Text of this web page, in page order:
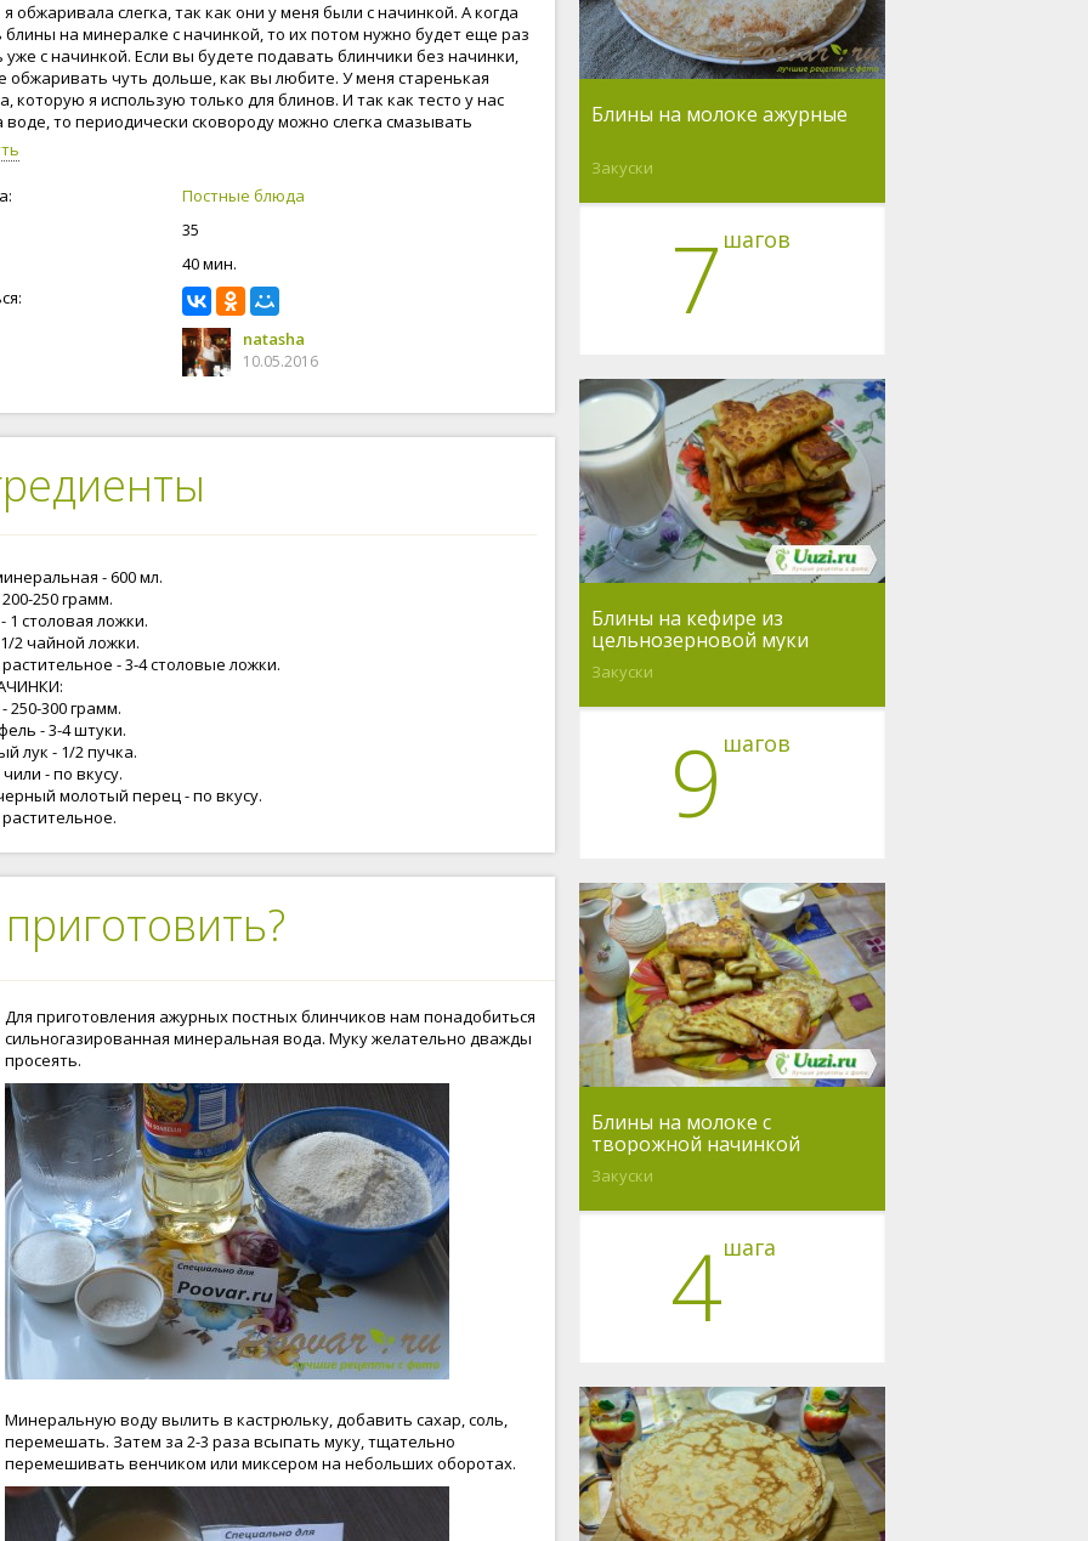
обжаривала слегка, так как они у меня были с начинкой. А когда
блины на минералке с начинкой, то их потом нужно будет еще раз
с начинкой. Если вы будете подавать блинчики без начинки,
обжаривать чуть дольше, как вы любите. У меня старенькая
которую я использую только для блинов. И так как тесто у нас
воде, то периодически сковороду можно слегка смазывать
маслом. Я это проделываю для надежности. Начинку можете
по-своему вкусу. Блины на минералке постные, идеальный
тех, кто следит за своей фигурой, и когда до зарплаты еще
дней, а бюджет уже израсходован. Ешьте вкусно, живите
Постные блюда
35
40 мин.
natasha
10.05.2016
- 600 мл.
250 грамм.
1 столовая ложки.
2 чайной ложки.
- 3-4 столовые ложки.
250-300 грамм.
- 3-4 штуки.
лук - 1/2 пучка.
- по вкусу.
молотый перец - по вкусу.
Для приготовления ажурных постных блинчиков нам понадобиться
сильногазированная минеральная вода. Муку желательно дважды
просеять.
Минеральную воду вылить в кастрюльку, добавить сахар, соль,
перемешать. Затем за 2-3 раза всыпать муку, тщательно
перемешивать венчиком или миксером на небольших оборотах.
Блины на молоке ажурные
Закуски
7 шагов
Блины на кефире из
цельнозерновой муки
Закуски
9 шагов
Блины на молоке с
творожной начинкой
Закуски
4шага